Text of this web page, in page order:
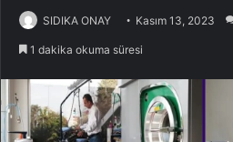
SIDIKA ONAY Kasım 13, 2023
1 dakika okuma süresi